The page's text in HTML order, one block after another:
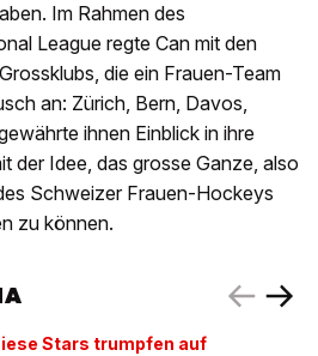
Im Rahmen des
League regte Can mit den
die ein Frauen-Team
an: Zürich, Bern, Davos,
ihnen Einblick in ihre
der Idee, das grosse Ganze, also
Schweizer Frauen-Hockeys
zu können.
Stars trumpfen auf